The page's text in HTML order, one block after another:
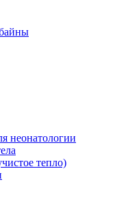
неонатологии
тепло)